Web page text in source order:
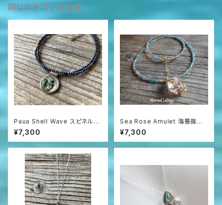
同じカテゴリの商品
Paua Shell Wave スピネルネ
ックレス sv925
¥7,300
Sea Rose Amulet 海薔薇の
お守り ローズクォーツとアパタ
イトのネックレス
¥7,300